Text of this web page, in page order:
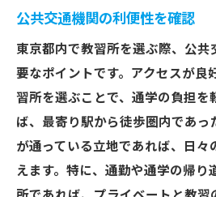
公共交通機関の利便性を確認
東京都内で教習所を選ぶ際、公共
要なポイントです。アクセスが良
習所を選ぶことで、通学の負担を
ば、最寄り駅から徒歩圏内であっ
が通っている立地であれば、日々
えます。特に、通勤や通学の帰り